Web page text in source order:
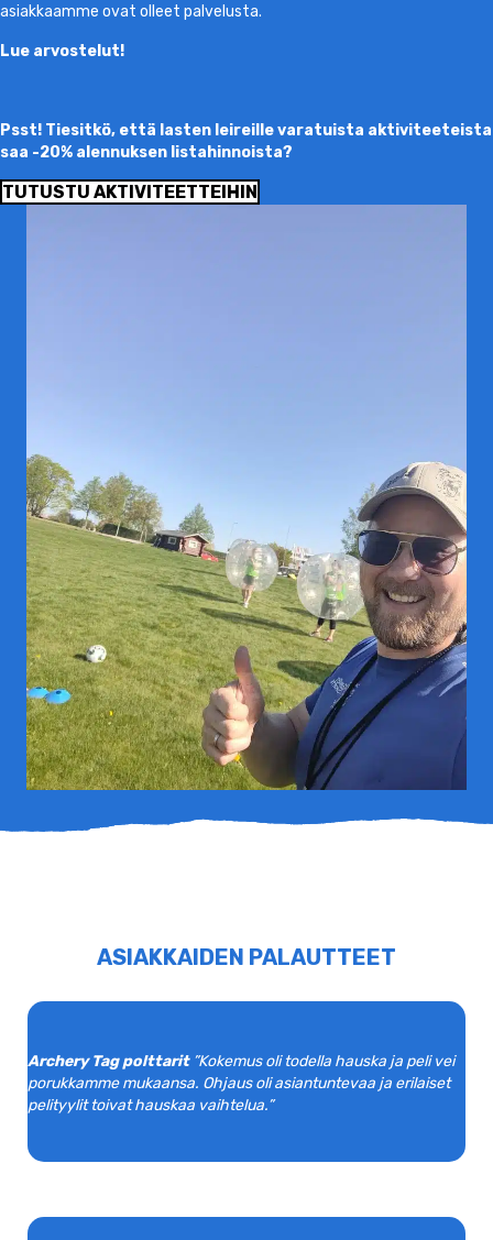
asiakkaamme ovat olleet palvelusta.
Lue arvostelut!
Psst! Tiesitkö, että lasten leireille varatuista aktiviteeteista
saa -20% alennuksen listahinnoista?
TUTUSTU AKTIVITEETTEIHIN
ASIAKKAIDEN PALAUTTEET
Archery Tag polttarit ”Kokemus oli todella hauska ja peli vei
porukkamme mukaansa. Ohjaus oli asiantuntevaa ja erilaiset
pelityylit toivat hauskaa vaihtelua.”